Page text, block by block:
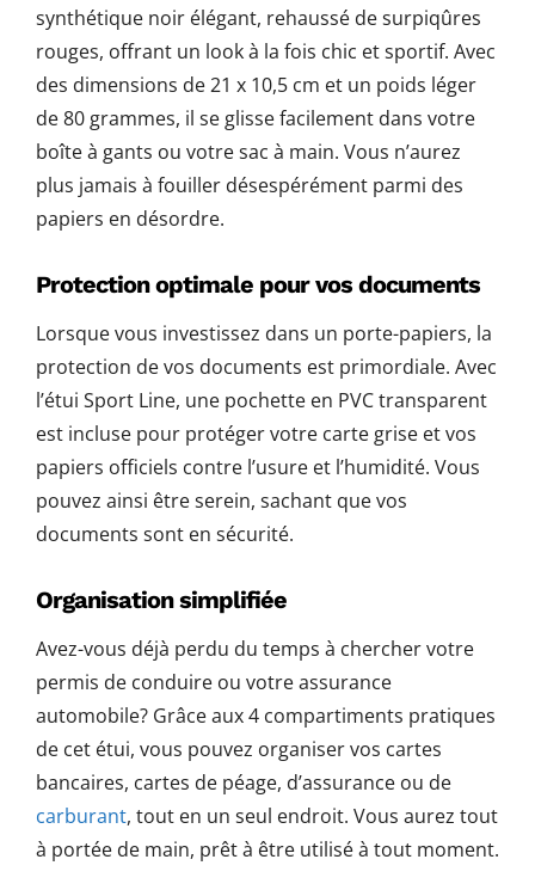
synthétique noir élégant, rehaussé de surpiqûres
rouges, offrant un look à la fois chic et sportif. Avec
des dimensions de 21 x 10,5 cm et un poids léger
de 80 grammes, il se glisse facilement dans votre
boîte à gants ou votre sac à main. Vous n’aurez
plus jamais à fouiller désespérément parmi des
papiers en désordre.
Protection optimale pour vos documents
Lorsque vous investissez dans un porte-papiers, la
protection de vos documents est primordiale. Avec
l’étui Sport Line, une pochette en PVC transparent
est incluse pour protéger votre carte grise et vos
papiers officiels contre l’usure et l’humidité. Vous
pouvez ainsi être serein, sachant que vos
documents sont en sécurité.
Organisation simplifiée
Avez-vous déjà perdu du temps à chercher votre
permis de conduire ou votre assurance
automobile? Grâce aux 4 compartiments pratiques
de cet étui, vous pouvez organiser vos cartes
bancaires, cartes de péage, d’assurance ou de
carburant, tout en un seul endroit. Vous aurez tout
à portée de main, prêt à être utilisé à tout moment.